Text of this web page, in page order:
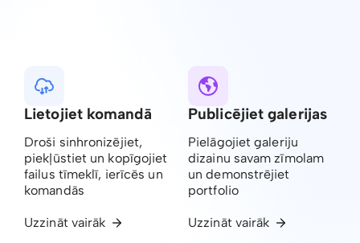
Lietojiet komandā
Droši sinhronizējiet,
piekļūstiet un kopīgojiet
failus tīmeklī, ierīcēs un
komandās
Uzzināt vairāk
Publicējiet galerijas
Pielāgojiet galeriju
dizainu savam zīmolam
un demonstrējiet
portfolio
Uzzināt vairāk